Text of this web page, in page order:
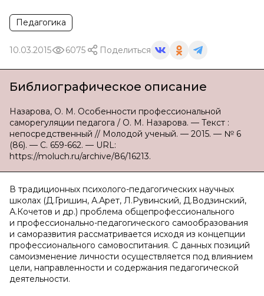
Педагогика
10.03.2015 6075 Поделиться
Библиографическое описание
Назарова, О. М. Особенности профессиональной
саморегуляции педагога / О. М. Назарова. — Текст :
непосредственный // Молодой ученый. — 2015. — № 6
(86). — С. 659-662. — URL:
https://moluch.ru/archive/86/16213.
В традиционных психолого-педагогических научных
школах (Д.Гришин, А.Арет, Л.Рувинский, Д.Водзинский,
А.Кочетов и др.) проблема общепрофессионального
и профессионально-педагогического самообразования
и саморазвития рассматривается исходя из концепции
профессионального самовоспитания. С данных позиций
самоизменение личности осуществляется под влиянием
цели, направленности и содержания педагогической
деятельности.